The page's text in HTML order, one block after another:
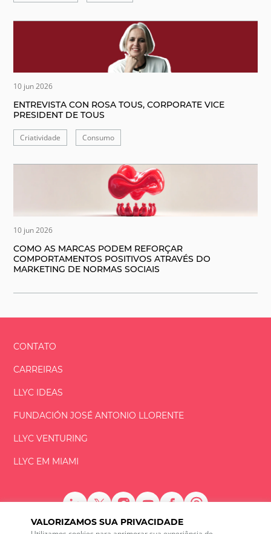
VALORIZAMOS SUA PRIVACIDADE
10 jun 2026
ENTREVISTA CON ROSA TOUS, CORPORATE VICE
PRESIDENT DE TOUS
Criatividade Consumo
10 jun 2026
COMO AS MARCAS PODEM REFORÇAR
COMPORTAMENTOS POSITIVOS ATRAVÉS DO
MARKETING DE NORMAS SOCIAIS
CONTATO
CARREIRAS
LLYC IDEAS
FUNDACIÓNJOSÉ ANTONIO LLORENTE
LLYC VENTURING
LLYC EM MIAMI